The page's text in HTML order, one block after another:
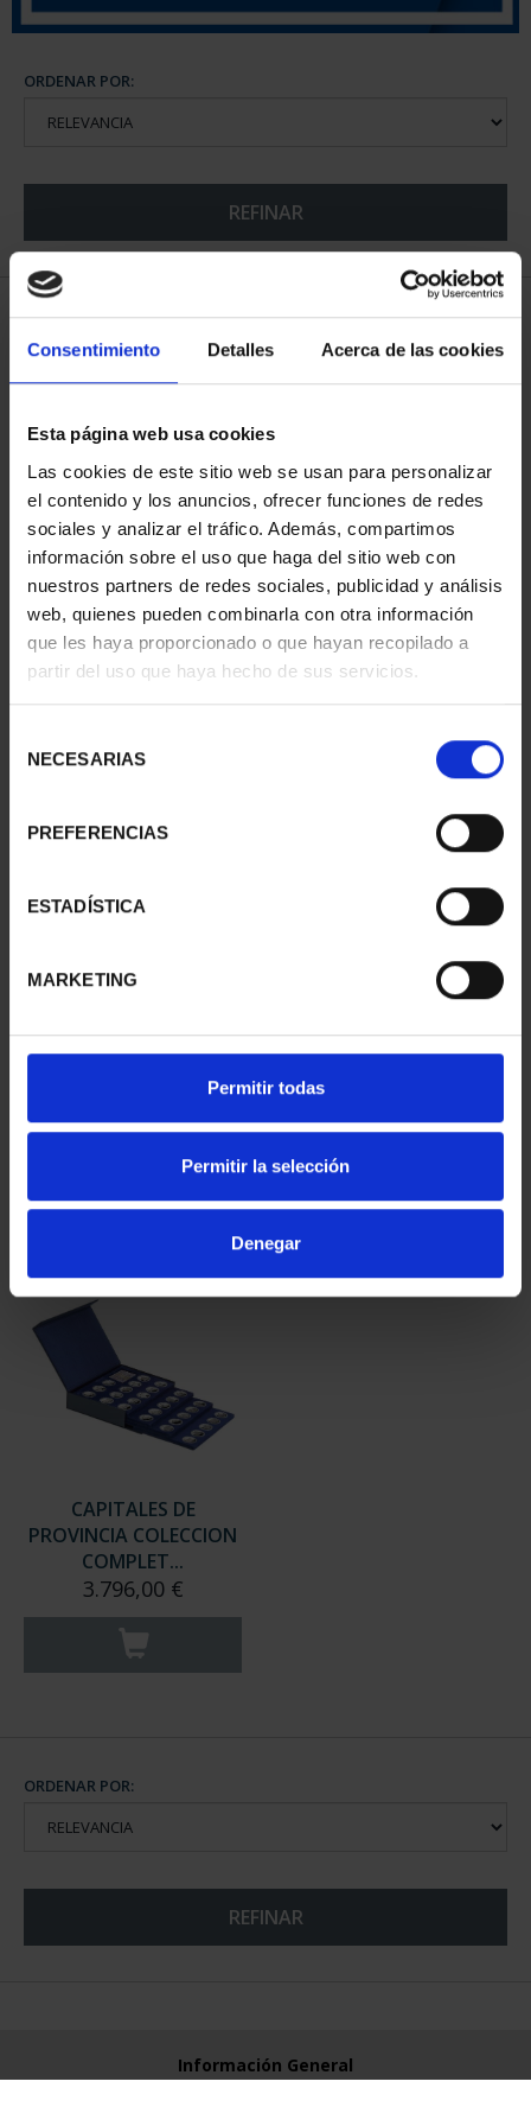
Consentimiento Detalles Acerca de las cookies
Esta página web usa cookies
Las cookies de este sitio web se usan para personalizar
el contenido y los anuncios, ofrecer funciones de redes
sociales y analizar el tráfico. Además, compartimos
información sobre el uso que haga del sitio web con
nuestros partners de redes sociales, publicidad y análisis
web, quienes pueden combinarla con otra información
que les haya proporcionado o que hayan recopilado a
partir del uso que haya hecho de sus servicios.
NECESARIAS
PREFERENCIAS
ESTADÍSTICA
MARKETING
Permitir todas
Permitir la selección
Denegar
ORDENAR POR:
REFINAR
5 Productos encontrados
SUSCRIPCIÓN
CAPITALES DE
PROVINCIA 1
949,00 €
Sólo para usuarios
registrados
SUSCRIPCIÓN
CAPITALES DE
PROVINCIA 2
949,00 €
Sólo para usuarios
registrados
PROVINCIA 3
registrados
PROVINCIA 4
registrados
CAPITALES DE
PROVINCIA COLECCION
COMPLET...
3.796,00 €
ORDENAR POR:
REFINAR
Información General